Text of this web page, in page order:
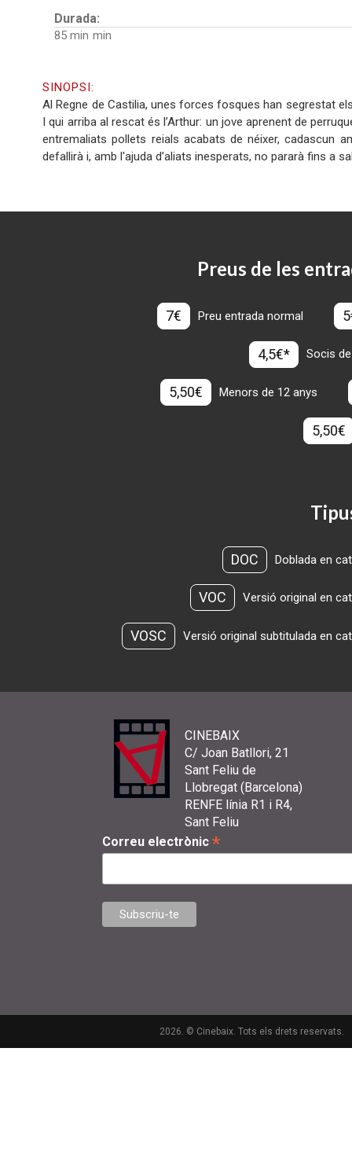
Durada:
85 min
SINOPSI:
Al Regne de Castilia, unes forces fosques han segrestat
I qui arriba al rescat és l’Arthur: un jove aprenent de
entremaliats pollets reials acabats de néixer, cadascun
defallirà i, amb l'ajuda d’aliats inesperats, no pararà fins a
Preus de les
7€ Preu entrada normal
4,5€* Socis
5,50€ Menors de 12 anys
5,50€
DOC Doblada en
VOC Versió original en
VOSC Versió original subtitulada en
CINEBAIX
C/ Joan Batllori, 21
Sant Feliu de
Llobregat (Barcelona)
RENFE línia R1 i R4,
Sant Feliu
Correu electrònic *
2026. © Cinebaix. Tots els drets reservats.